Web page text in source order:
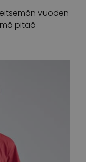
vuoden
pitää